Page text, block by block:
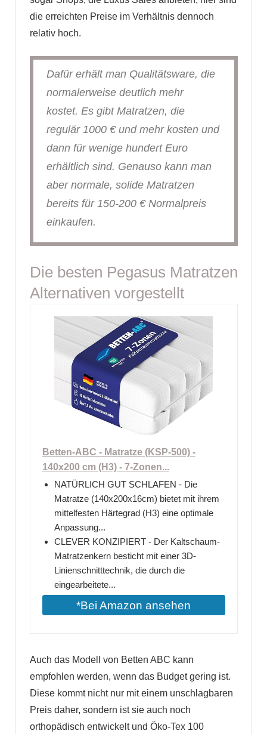
die erreichten Preise im Verhältnis dennoch
relativ hoch.
Dafür erhält man Qualitätsware, die
normalerweise deutlich mehr
kostet. Es gibt Matratzen, die
regulär 1000 € und mehr kosten und
dann für wenige hundert Euro
erhältlich sind. Genauso kann man
aber normale, solide Matratzen
bereits für 150-200 € Normalpreis
einkaufen.
Die besten Pegasus Matratzen
Alternativen vorgestellt
Betten-ABC - Matratze (KSP-500) -
140x200 cm (H3) - 7-Zonen...
NATÜRLICH GUT SCHLAFEN - Die
Matratze (140x200x16cm) bietet mit ihrem
mittelfesten Härtegrad (H3) eine optimale
Anpassung...
CLEVER KONZIPIERT - Der Kaltschaum-
Matratzenkern besticht mit einer 3D-
Linienschnitttechnik, die durch die
eingearbeitete...
*Bei Amazon ansehen
Auch das Modell von Betten ABC kann
empfohlen werden, wenn das Budget gering ist.
Diese kommt nicht nur mit einem unschlagbaren
Preis daher, sondern ist sie auch noch
orthopädisch entwickelt und Öko-Tex 100